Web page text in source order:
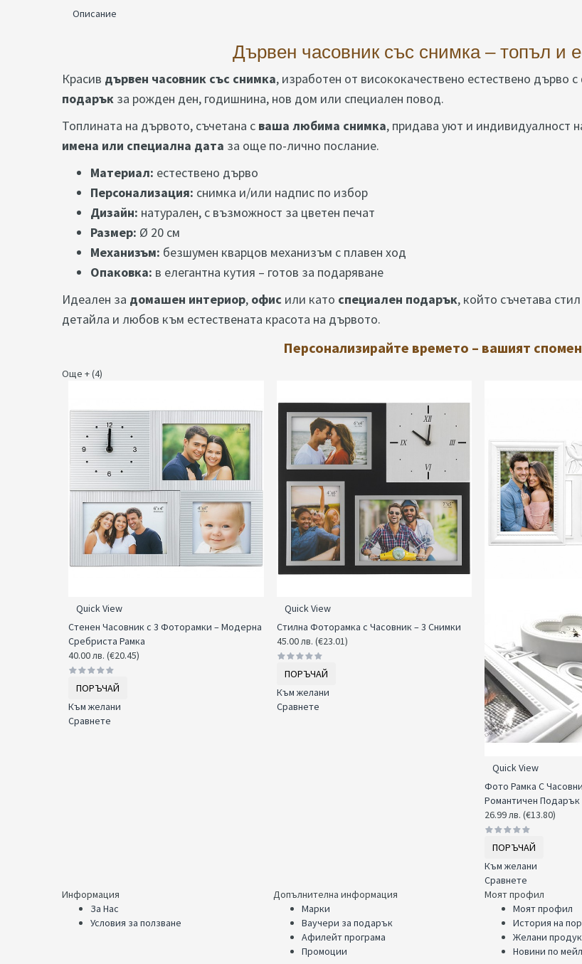
Описание
Дървен часовник със снимка – топъл и
Красив дървен часовник със снимка, изработен от висококачествено естествено дърво
подарък за рожден ден, годишнина, нов дом или специален повод.
Топлината на дървото, съчетана с ваша любима снимка, придава уют и индивидуалност
имена или специална дата за още по-лично послание.
Материал: естествено дърво
Персонализация: снимка и/или надпис по избор
Дизайн: натурален, с възможност за цветен печат
Размер: Ø 20 см
Механизъм: безшумен кварцов механизъм с плавен ход
Опаковка: в елегантна кутия – готов за подаряване
Идеален за домашен интериор, офис или като специален подарък, който съчетава
детайла и любов към естествената красота на дървото.
Персонализирайте времето – вашият
Още + (4)
Quick View
Стенен Часовник с 3 Фоторамки – Модерна
Сребриста Рамка
40.00 лв. (€20.45)
ПОРЪЧАЙ
Към желани
Сравнете
Quick View
Стилна Фоторамка с Часовник – 3 Снимки
45.00 лв. (€23.01)
ПОРЪЧАЙ
Към желани
Сравнете
Quick View
Фото Рамка С
Романтичен Подарък
26.99 лв. (€13.80)
ПОРЪЧАЙ
Към желани
Сравнете
Информация
За Нас
Условия за ползване
Допълнителна информация
Марки
Ваучери за подарък
Афилейт програма
Промоции
Моят профил
Моят профил
История на
Желани
Новини по мейл